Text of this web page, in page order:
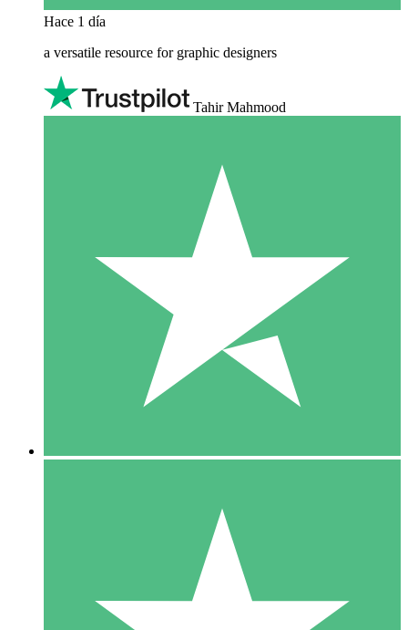
Hace 1 día
a versatile resource for graphic designers
Tahir Mahmood